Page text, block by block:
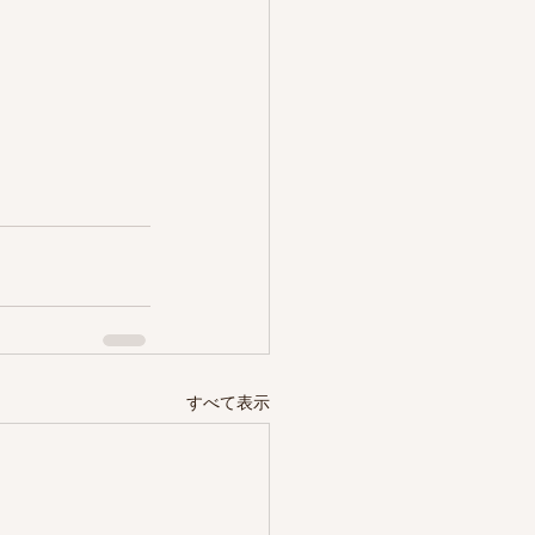
すべて表示